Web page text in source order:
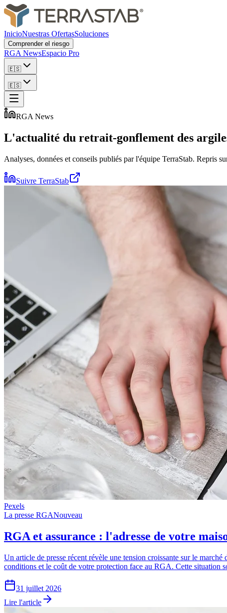
InicioNuestras OfertasSoluciones
Comprender el riesgo
RGA NewsEspacio Pro
🇪🇸
🇪🇸
RGA News
L'actualité du retrait-gonflement des
Analyses, données et conseils publiés par l'équipe TerraStab. Repris
Suivre TerraStab
Pexels
La presse RGANouveau
RGA et assurance : l'adresse de votre
Un article de presse récent révèle une tension croissante sur le
conditions et le coût de votre protection face au RGA. Cette situation
31 juillet 2026
Lire l'article